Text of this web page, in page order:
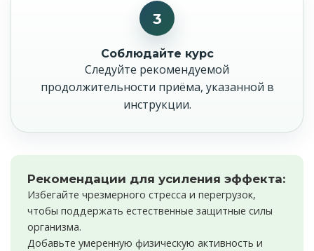
3
Соблюдайте курс
Следуйте рекомендуемой
продолжительности приёма, указанной в
инструкции.
Рекомендации для усиления эффекта:
Избегайте чрезмерного стресса и перегрузок,
чтобы поддержать естественные защитные силы
организма.
Добавьте умеренную физическую активность и